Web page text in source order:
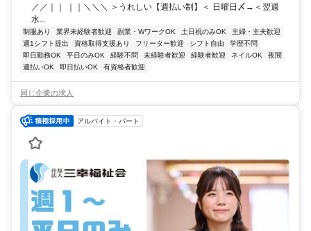
／／｜｜ ｜｜＼＼＼ ＞うれしい【週払い制】＜ 日曜日〆→＜翌週
水...
制服あり 業界未経験者歓迎 副業・WワークOK 土日祝のみOK
主婦・主夫歓迎
週1シフト提出
資格取得支援あり フリーター歓迎 シフト自由
学歴不問
即日勤務OK
平日のみOK 経験不問 未経験者歓迎 経験者歓迎 ネイルOK
夜間
週払いOK
即日払いOK 有資格者歓迎
同じ企業の求人
アルバイト・パート